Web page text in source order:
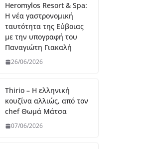
Heromylos Resort & Spa:
Η νέα γαστρονομική
ταυτότητα της Εύβοιας
με την υπογραφή του
Παναγιώτη Γιακαλή
26/06/2026
Thirio – Η ελληνική
κουζίνα αλλιώς, από τον
chef Θωμά Μάτσα
07/06/2026